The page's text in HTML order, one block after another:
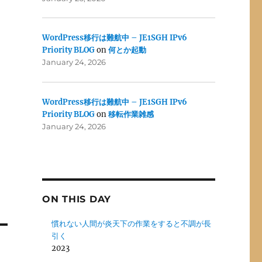
WordPress移行は難航中 – JE1SGH IPv6
Priority BLOGon何とか起動
January 24, 2026
WordPress移行は難航中 – JE1SGH IPv6
Priority BLOGon移転作業雑感
January 24, 2026
ON THIS DAY
慣れない人間が炎天下の作業をすると不調が長
引く
2023